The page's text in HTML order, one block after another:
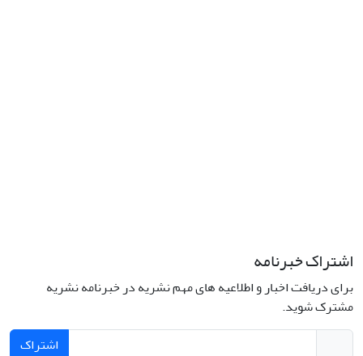
اشتراک خبرنامه
برای دریافت اخبار و اطلاعیه های مهم نشریه در خبرنامه نشریه
مشترک شوید.
اشتراک